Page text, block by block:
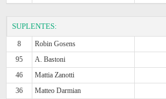
SUPLENTES:
8 Robin Gosens
95
A. Bastoni
46
Mattia Zanotti
36
Matteo Darmian